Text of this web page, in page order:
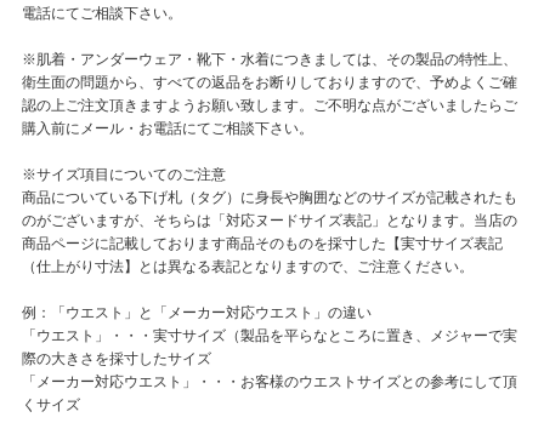
電話にてご相談下さい。
※肌着・アンダーウェア・靴下・水着につきましては、その製品の特性上、
衛生面の問題から、すべての返品をお断りしておりますので、予めよくご確
認の上ご注文頂きますようお願い致します。ご不明な点がございましたらご
購入前にメール・お電話にてご相談下さい。
※サイズ項目についてのご注意
商品についている下げ札（タグ）に身長や胸囲などのサイズが記載されたも
のがございますが、そちらは「対応ヌードサイズ表記」となります。当店の
商品ページに記載しております商品そのものを採寸した【実寸サイズ表記
（仕上がり寸法】とは異なる表記となりますので、ご注意ください。
例：「ウエスト」と「メーカー対応ウエスト」の違い
「ウエスト」・・・実寸サイズ（製品を平らなところに置き、メジャーで実
際の大きさを採寸したサイズ
「メーカー対応ウエスト」・・・お客様のウエストサイズとの参考にして頂
くサイズ